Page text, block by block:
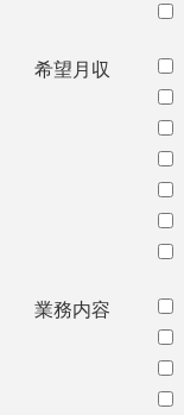
希望月収
業務内容